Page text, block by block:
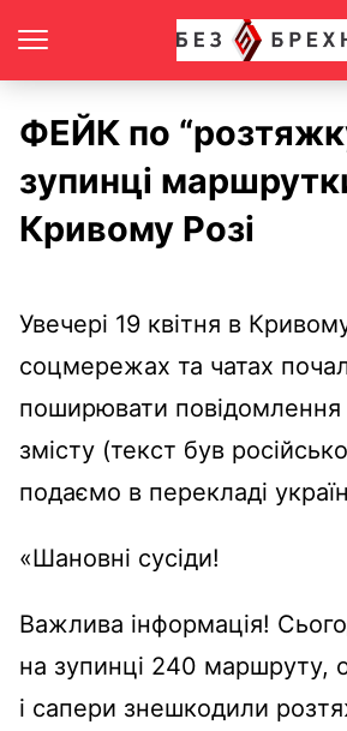
ФЕЙК по
зупинці
Кривому Розі
Увечері 19 квітня в
соцмережах та чатах
поширювати повідомлення
змісту (текст був
подаємо в перекладі
«Шановні сусіди!
Важлива інформація!
на зупинці 240 маршруту,
і сапери знешкодили